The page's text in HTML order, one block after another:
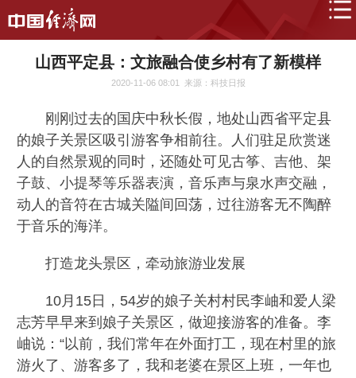
山西平定县：文旅融合使乡村有了新模样
2020-11-06 08:01 来源：科技日报
刚刚过去的国庆中秋长假，地处山西省平定县
的娘子关景区吸引游客争相前往。人们驻足欣赏迷
人的自然景观的同时，还随处可见古筝、吉他、架
子鼓、小提琴等乐器表演，音乐声与泉水声交融，
动人的音符在古城关隘间回荡，过往游客无不陶醉
于音乐的海洋。
打造龙头景区，牵动旅游业发展
10月15日，54岁的娘子关村村民李岫和爱人梁
志芳早早来到娘子关景区，做迎接游客的准备。李
岫说：“以前，我们常年在外面打工，现在村里的旅
游火了、游客多了，我和老婆在景区上班，一年也